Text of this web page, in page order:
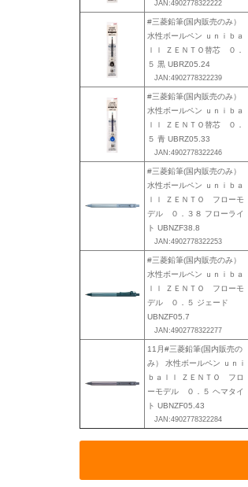
JAN:4902778322222
#三菱鉛筆(国内販売のみ）
水性ボールペン ｕｎｉｂａ
ｌｌ ＺＥＮＴＯ替芯 ０．
５ 黒 UBRZ05.24
JAN:4902778322239
#三菱鉛筆(国内販売のみ）
水性ボールペン ｕｎｉｂａ
ｌｌ ＺＥＮＴＯ替芯 ０．
５ 青 UBRZ05.33
JAN:4902778322246
#三菱鉛筆(国内販売のみ）
水性ボールペン ｕｎｉｂａ
ｌｌ ＺＥＮＴＯ フローモ
デル ０．３８ フローライ
ト UBNZF38.8
JAN:4902778322253
#三菱鉛筆(国内販売のみ）
水性ボールペン ｕｎｉｂａ
ｌｌ ＺＥＮＴＯ フローモ
デル ０．５ ジェード
UBNZF05.7
JAN:4902778322277
11月#三菱鉛筆(国内販売の
み） 水性ボールペン ｕｎｉ
ｂａｌｌ ＺＥＮＴＯ フロ
ーモデル ０．５ ヘマタイ
ト UBNZF05.43
JAN:4902778322284